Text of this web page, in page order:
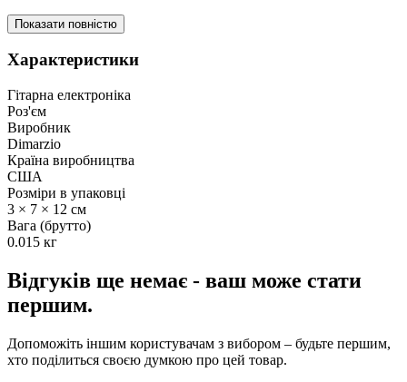
Показати повністю
Характеристики
Гітарна електроніка
Роз'єм
Виробник
Dimarzio
Країна виробництва
США
Розміри в упаковці
3 × 7 × 12 см
Вага (брутто)
0.015 кг
Відгуків ще немає - ваш може стати
першим.
Допоможіть іншим користувачам з вибором – будьте першим,
хто поділиться своєю думкою про цей товар.